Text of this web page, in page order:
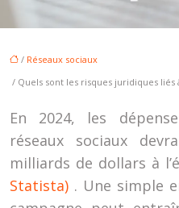
/ Réseaux sociaux
/ Quels sont les risques juridiques liés
En 2024, les
réseaux sociaux
milliards de dollars à
Statista) . Une simple